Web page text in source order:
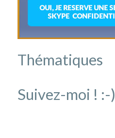
Thématiques
Suivez-moi ! :-)